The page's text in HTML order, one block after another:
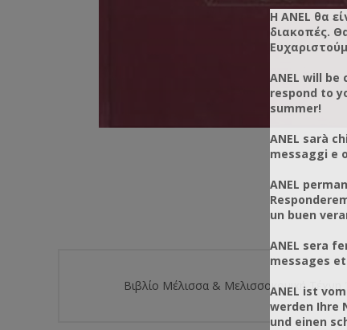
Βιβλίο Μέλισσα & Μελισσοκομική Τέχνη
Η ANEL θα
διακοπές.
ANEL will
respond to
summer!
ANEL sarà
messaggi e
ANEL
un buen
ANEL sera
messages
ANEL ist
werden Ihre
und einen